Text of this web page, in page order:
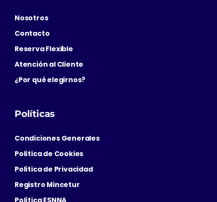
Nosotros
Contacto
Reserva Flexible
Atención al Cliente
¿Por qué elegirnos?
Políticas
Condiciones Generales
Política de Cookies
Política de Privacidad
Registro Mincetur